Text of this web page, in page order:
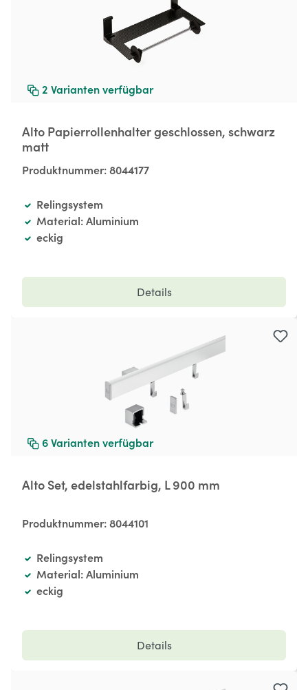
2 Varianten verfügbar
Alto Papierrollenhalter geschlossen, schwarz
matt
Produktnummer:8044177
Relingsystem
Material: Aluminium
eckig
Details
6 Varianten verfügbar
Alto Set, edelstahlfarbig, L 900 mm
Produktnummer:8044101
Relingsystem
Material: Aluminium
eckig
Details